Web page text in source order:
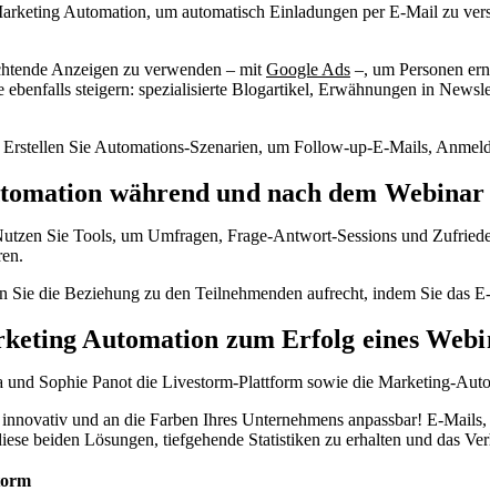
Automation, um automatisch Einladungen per E-Mail zu
Anzeigen zu verwenden – mit Google Ads –, um Personen
steigern: spezialisierte Blogartikel, Erwähnungen in
Erstellen Sie Automations-Szenarien, um Follow-up-E-Mails,
während und nach dem Webinar
Sie Tools, um Umfragen, Frage-Antwort-Sessions und
Sie die Beziehung zu den Teilnehmenden aufrecht, indem Sie
Automation zum Erfolg eines
und Sophie Panot die Livestorm-Plattform sowie die Marketing-
und an die Farben Ihres Unternehmens anpassbar! E-
beiden Lösungen, tiefgehende Statistiken zu erhalten und das